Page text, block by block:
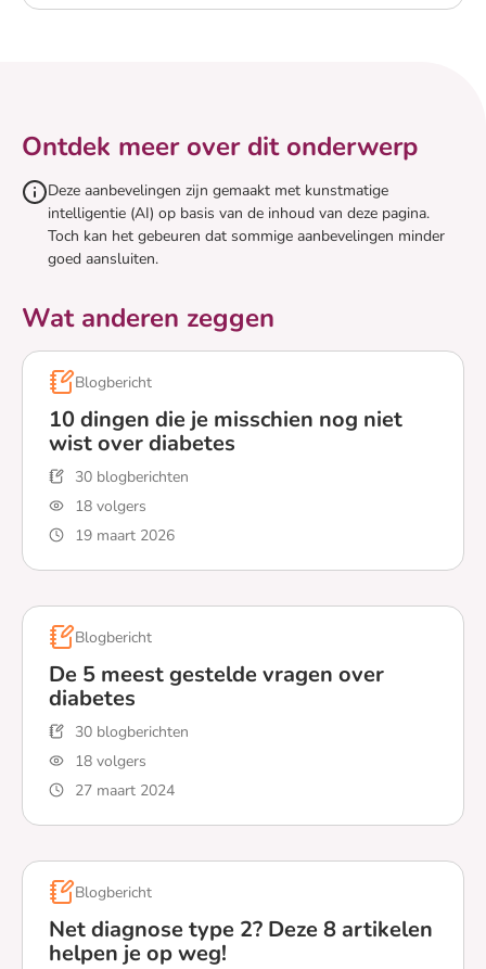
Lees meer over Wat is suikerziekte?
Ontdek meer over dit onderwerp
Deze aanbevelingen zijn gemaakt met kunstmatige
intelligentie (AI) op basis van de inhoud van deze pagina.
Toch kan het gebeuren dat sommige aanbevelingen minder
goed aansluiten.
Wat anderen zeggen
Blogbericht
10 dingen die je misschien nog niet
wist over diabetes
30 blogberichten
18 volgers
19 maart 2026
Lees meer over 10 dingen die je misschien nog niet
Blogbericht
De 5 meest gestelde vragen over
diabetes
30 blogberichten
18 volgers
27 maart 2024
Lees meer over De 5 meest gestelde vragen over
Blogbericht
Net diagnose type 2? Deze 8 artikelen
helpen je op weg!